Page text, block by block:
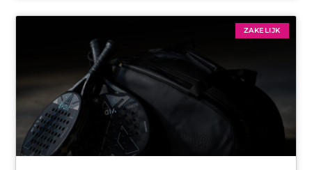
ZAKELIJK